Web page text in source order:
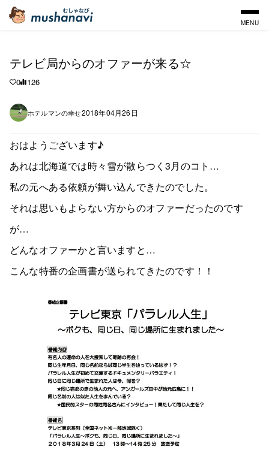
MENU
テレビ局からのオファーが来る☆
0 126
ホテルマンの幸せ2018年04月26日
おはようございます♪
あれは北海道では時々雪が散らつく3月のコト…
私の元へある依頼が舞い込んできたのでした。
それは思いもよらない方からのオファーだったのです
が…
どんなオファーかと言いますと…
こんな特番の企画書が送られてきたのです！！